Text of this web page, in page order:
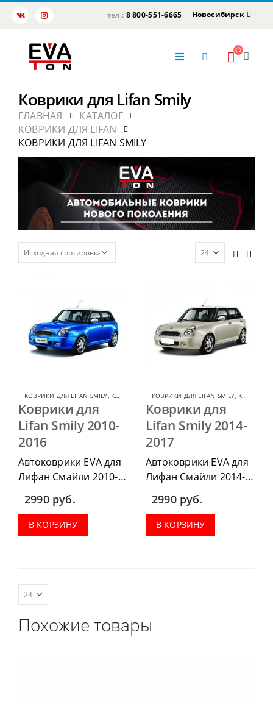
тел.: 8 800-551-6665 Новосибирск
Коврики для Lifan Smily
ГЛАВНАЯ
КАТАЛОГ
КОВРИКИ ДЛЯ LIFAN
КОВРИКИ ДЛЯ LIFAN SMILY
КОВРИКИ ДЛЯ LIFAN SMILY, КОВРИКИ ДЛЯ LIFAN
Коврики для
Lifan Smily 2010-
2016
Автоковрики EVA для
Лифан Смайли 2010-
2016, можно
приобрести в
комплектации:
водительский коврик,
2990 руб.
В КОРЗИНУ
КОВРИКИ ДЛЯ LIFAN SMILY, КОВРИКИ ДЛЯ LIFAN
Коврики для
Lifan Smily 2014-
2017
Автоковрики EVA для
Лифан Смайли 2014-
2017, можно
приобрести в
комплектации:
водительский коврик,
2990 руб.
В КОРЗИНУ
Похожие товары